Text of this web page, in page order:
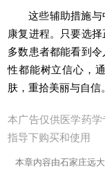
这些辅助措施
康复进程。只要选
多数患者都能看到
性都能树立信心，
肤，重拾美丽与自信。
本广告仅供医学药
指导下购买和使用
本章内容由石家庄远